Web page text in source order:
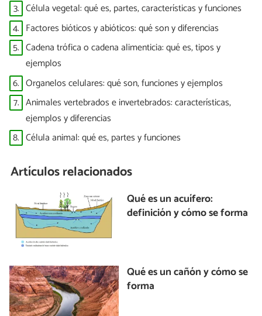
3. Célula vegetal: qué es, partes, características y funciones
4. Factores bióticos y abióticos: qué son y diferencias
5. Cadena trófica o cadena alimenticia: qué es, tipos y
ejemplos
6. Organelos celulares: qué son, funciones y ejemplos
7. Animales vertebrados e invertebrados: características,
ejemplos y diferencias
8. Célula animal: qué es, partes y funciones
Artículos relacionados
Qué es un acuífero:
definición y cómo se forma
Qué es un cañón y cómo se
forma